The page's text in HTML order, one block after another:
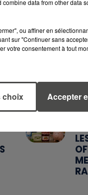
6
data from other data
ou affiner en
sur "Continuer sans
votre consentement à tout
choix Accepter